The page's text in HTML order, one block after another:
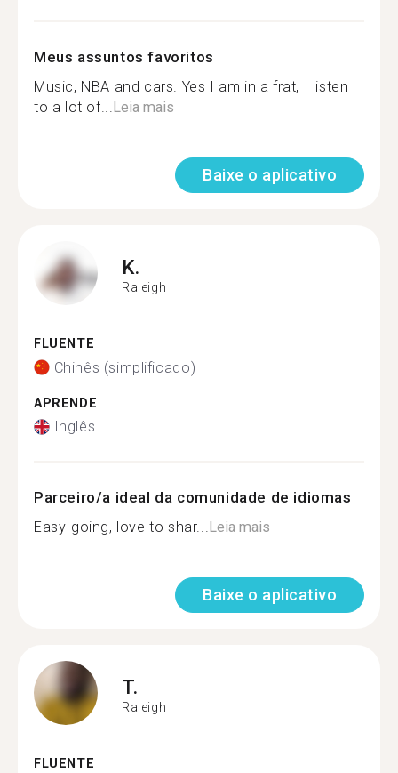
Meus assuntos favoritos
Music, NBA and cars. Yes I am in a frat, I listen
to a lot of...Leia mais
Baixe o aplicativo
K.
Raleigh
FLUENTE
Chinês (simplificado)
APRENDE
Inglês
Parceiro/a ideal da comunidade de idiomas
Easy-going, love to shar...Leia mais
Baixe o aplicativo
T.
Raleigh
FLUENTE